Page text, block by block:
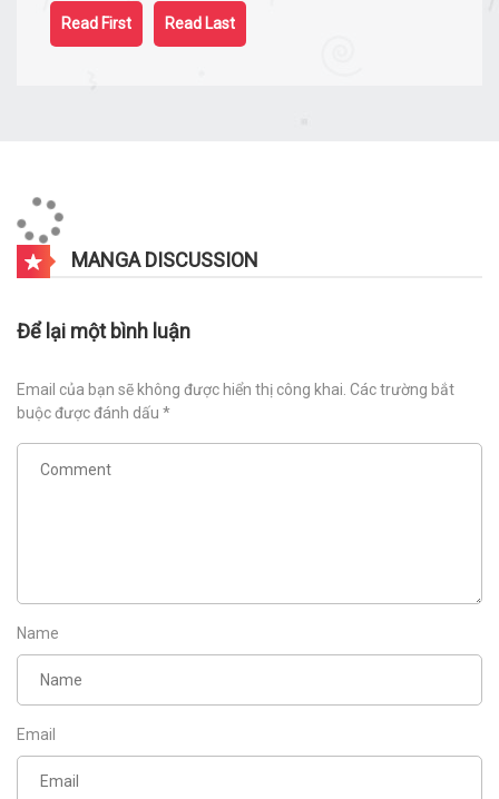
Read First Read Last
MANGA DISCUSSION
Để lại một bình luận
Email của bạn sẽ không được hiển thị công khai. Các trường bắt
buộc được đánh dấu *
Name
Email